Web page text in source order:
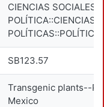
CIENCIAS
POLÍTICA::CIENCIAS
POLÍTICAS::POLÍTICA
SB123.57
Transgenic plants--
Mexico